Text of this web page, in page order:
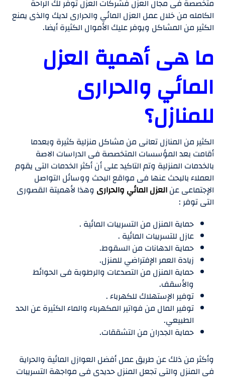
متخصصة فى مجال العزل فشركات العزل توفر لك الراحة
الكامله من خلال عمل العزل المائي والحرارى لديك والذى يمنع
الكثير من المشاكل ويوفر عليك الأموال الكثيرة أيضا.
ما هى أهمية العزل
المائي والحرارى
للمنازل؟
الكثير من المنازل تعانى من مشاكل منزلية كثيرة وبعدما
أقامت بعد المؤسسات المتخصصة فى الدراسات الاصة
بالخدمات المنزلية وتم التاكيد على أن أكثر الخدمات التى يقوم
العملاء بالبحث عنها فى مواقع البحث ووسائل التواصل
الإجتماعى عنالعزل المائي والحرارى وهذا لأهميتة القصورى
التى توفر :
حماية المنزل من التسريبات المائية .
عازل للتسريبات المائية .
حماية الدهانات من السقوط.
زيادة العمر الإفتراضي للمنزل.
حماية المنزل من التصدعات والرطوبة فى الحوائط
والأسقف.
توفير الإستهلاك للكهرباء .
توفير المال من فواتير المكهرباء والماء الكثيرة عن الحد
الطبيعي.
حماية الجدران من التشققات.
وأكثر من ذلك عن طريق عمل أفضل العوازل المائية والحراية
فى المنزل والتى تجعل المنزل حديدى فى مواجهة التسريبات